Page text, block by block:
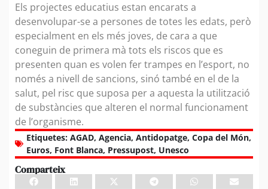
Els projectes educatius estan encarats a
desenvolupar-se a persones de totes les edats, però
especialment en els més joves, de cara a que
coneguin de primera mà tots els riscos que es
presenten quan es volen fer trampes en l’esport, no
només a nivell de sancions, sinó també en el de la
salut, pel risc que suposa per a aquesta la utilització
de substàncies que alteren el normal funcionament
de l’organisme.
Etiquetes: AGAD, Agencia, Antidopatge, Copa del Món,
Euros, Font Blanca, Pressupost, Unesco
Comparteix